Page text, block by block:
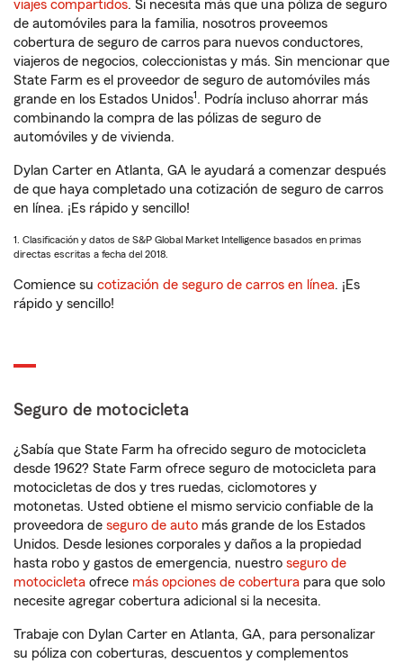
viajes compartidos. Si necesita más que una póliza de seguro
de automóviles para la familia, nosotros proveemos
cobertura de seguro de carros para nuevos conductores,
viajeros de negocios, coleccionistas y más. Sin mencionar que
State Farm es el proveedor de seguro de automóviles más
grande en los Estados Unidos1. Podría incluso ahorrar más
combinando la compra de las pólizas de seguro de
automóviles y de vivienda.
Dylan Carter en Atlanta, GA le ayudará a comenzar después
de que haya completado una cotización de seguro de carros
en línea. ¡Es rápido y sencillo!
1. Clasificación y datos de S&P Global Market Intelligence basados en primas
directas escritas a fecha del 2018.
Comience su cotización de seguro de carros en línea. ¡Es
rápido y sencillo!
Seguro de motocicleta
¿Sabía que State Farm ha ofrecido seguro de motocicleta
desde 1962? State Farm ofrece seguro de motocicleta para
motocicletas de dos y tres ruedas, ciclomotores y
motonetas. Usted obtiene el mismo servicio confiable de la
proveedora de seguro de auto más grande de los Estados
Unidos. Desde lesiones corporales y daños a la propiedad
hasta robo y gastos de emergencia, nuestro seguro de
motocicleta ofrece más opciones de cobertura para que solo
necesite agregar cobertura adicional si la necesita.
Trabaje con Dylan Carter en Atlanta, GA, para personalizar
su póliza con coberturas, descuentos y complementos